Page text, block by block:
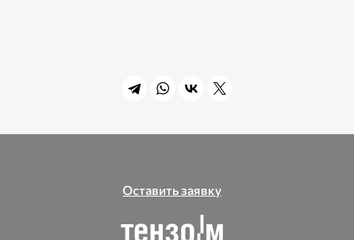
Оставить заявку